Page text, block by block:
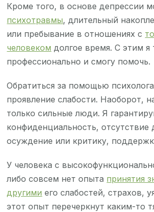
Кроме того, в основе депрессии
психотравмы, длительный
или пребывание в отношениях с
человеком долгое время. С этим
профессионально и смогу помочь.
Обратиться за помощью
проявление слабости. Наоборот,
только сильные люди. Я
конфиденциальность, отсутствие
осуждение или критику,
У человека с
либо совсем нет опыта принятия
другими его слабостей, страхов,
этот опыт перечеркнут каким-то